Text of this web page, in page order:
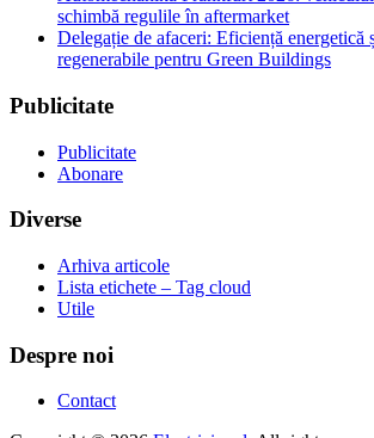
schimbă regulile în aftermarket
Delegație de afaceri: Eficiență energetică
regenerabile pentru Green Buildings
Publicitate
Publicitate
Abonare
Diverse
Arhiva articole
Lista etichete – Tag cloud
Utile
Despre noi
Contact